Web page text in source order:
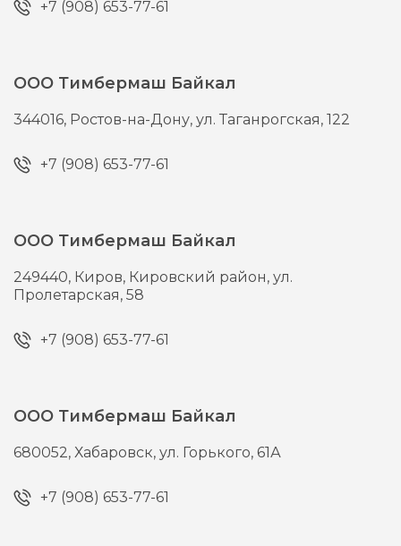
+7 (908) 653-77-61
ООО Тимбермаш Байкал
344016, Ростов-на-Дону,ул. Таганрогская, 122
+7 (908) 653-77-61
ООО Тимбермаш Байкал
249440, Киров, Кировский район, ул.
Пролетарская, 58
+7 (908) 653-77-61
ООО Тимбермаш Байкал
680052,Хабаровск,ул. Горького, 61А
+7 (908) 653-77-61